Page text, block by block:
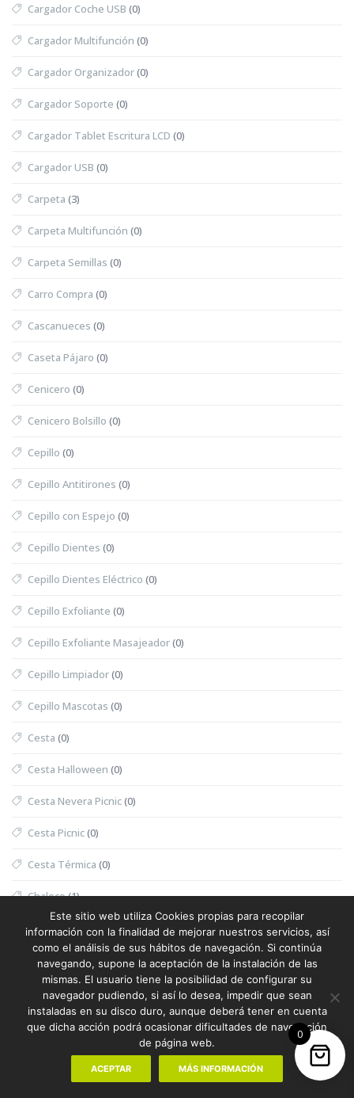
Cargador Coche USB (0)
Cargador Multifunción (0)
Cargador Organizador(0)
Cargador Soporte (0)
Cargador Tablet Escritura LCD (0)
Cargador USB (0)
Carpeta (3)
Carpeta Multifunción (0)
Carpeta Semillas (0)
Carro Compra (0)
Cascanueces (0)
Caseta Pájaro (0)
Cenicero (0)
Cenicero Bolsillo (0)
Cepillo (0)
Cepillo Antitirones (0)
Cepillo con Espejo (0)
Cepillo Dientes (0)
Cepillo Dientes Eléctrico (0)
Cepillo Exfoliante (0)
Cepillo Exfoliante Masajeador(0)
Cepillo Limpiador(0)
Cepillo Mascotas (0)
Cesta (0)
Cesta Halloween (0)
Cesta Nevera Picnic(0)
Cesta Picnic(0)
Cesta Térmica (0)
Chaleco(1)
Chaleco Mujer(0)
Chaleco Reflectante(0)
Champanera (0)
Champú (0)
(1)
Chanclas Sublimación(0)
0
Este sitio web utiliza Cookies propias para recopilar
información con la finalidad de mejorar nuestros servicios, así
como el análisis de sus hábitos de navegación. Si continúa
navegando, supone la aceptación de la instalación de las
mismas. El usuario tiene la posibilidad de configurar su
navegador pudiendo, si así lo desea, impedir que sean
instaladas en su disco duro, aunque deberá tener en cuenta
que dicha acción podrá ocasionar dificultades de navegación
de página web.
ACEPTAR MÁS INFORMACIÓN